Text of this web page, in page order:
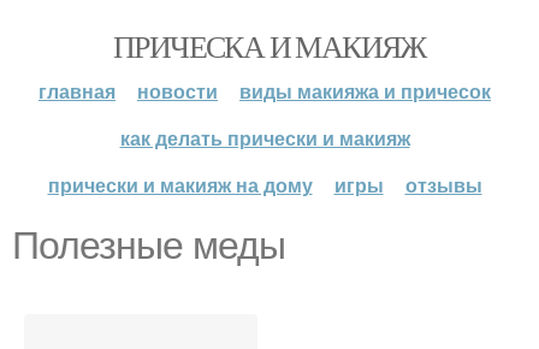
ПРИЧЕСКА И МАКИЯЖ
главная новости
виды макияжа и причесок
как делать прически и макияж
прически и макияж на дому
игры отзывы
Полезные меды